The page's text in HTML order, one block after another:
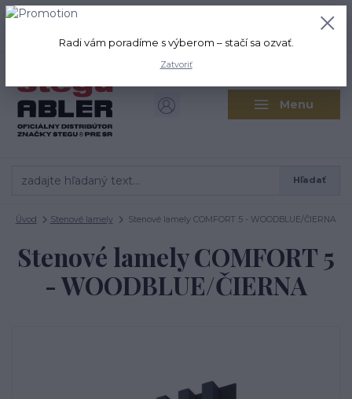
Menu
Hľadať
+421 917 280 411
0,00 EUR
Úvod Stenové lamely Stenové lamely COMFORT 5 - WOODBLUE/ČIERNA
Stenové lamely COMFORT 5
- WOODBLUE/ČIERNA
Radi vám poradíme s výberom – stačí sa ozvať.
Zatvoriť